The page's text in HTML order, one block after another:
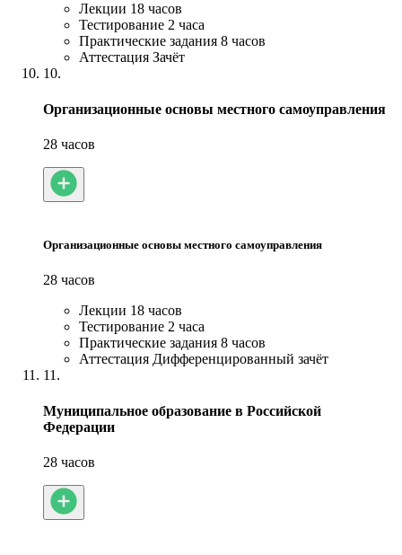
Лекции 18 часов
Тестирование 2 часа
Практические задания 8 часов
Аттестация Зачёт
10.
Организационные основы местного самоуправления
28 часов
Организационные основы местного самоуправления
28 часов
Лекции 18 часов
Тестирование 2 часа
Практические задания 8 часов
Аттестация Дифференцированный зачёт
11.
Муниципальное образование в Российской
Федерации
28 часов